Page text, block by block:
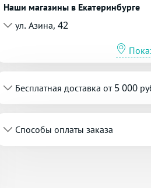
Наши магазины в Екатеринбурге
ул. Азина, 42
Бесплатная доставка от 5 000
Способы оплаты заказа